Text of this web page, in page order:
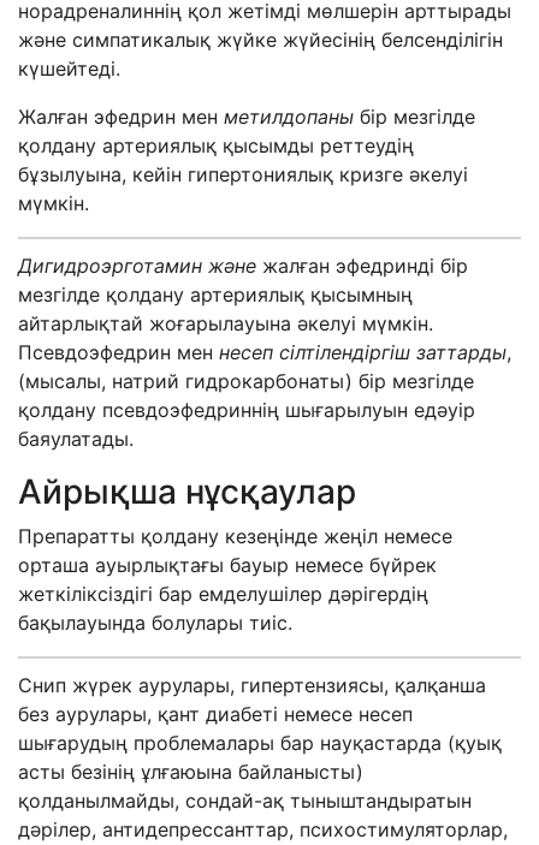
норадреналиннің қол жетімді мөлшерін арттырады
және симпатикалық жүйке жүйесінің белсенділігін
күшейтеді.
Жалған эфедрин мен метилдопаны бір мезгілде
қолдану артериялық қысымды реттеудің
бұзылуына, кейін гипертониялық кризге әкелуі
мүмкін.
Дигидроэрготамин және жалған эфедринді бір
мезгілде қолдану артериялық қысымның
айтарлықтай жоғарылауына әкелуі мүмкін.
Псевдоэфедрин мен несеп сілтілендіргіш заттарды,
(мысалы, натрий гидрокарбонаты) бір мезгілде
қолдану псевдоэфедриннің шығарылуын едәуір
баяулатады.
Айрықша нұсқаулар
Препаратты қолдану кезеңінде жеңіл немесе
орташа ауырлықтағы бауыр немесе бүйрек
жеткіліксіздігі бар емделушілер дәрігердің
бақылауында болулары тиіс.
Снип жүрек аурулары, гипертензиясы, қалқанша
без аурулары, қант диабеті немесе несеп
шығарудың проблемалары бар науқастарда (қуық
асты безінің ұлғаюына байланысты)
қолданылмайды, сондай-ақ тыныштандыратын
дәрілер, антидепрессанттар, психостимуляторлар,